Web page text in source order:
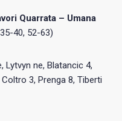
Quarrata – Umana
40, 52-63)
Lytvyn ne, Blatancic 4,
3, Prenga 8, Tiberti